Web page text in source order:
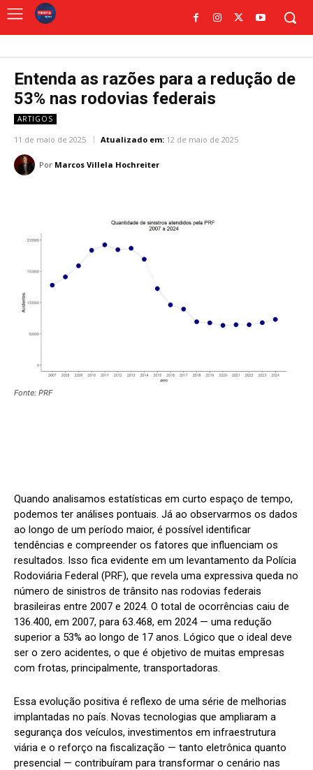
Entenda as razões para a redução de
53% nas rodovias federais
ARTIGOS
11 de maio de 2025 Atualizado em: 12 de maio de 2025
Por Marcos Villela Hochreiter
Fonte: PRF
Quando analisamos estatísticas em curto espaço de tempo,
podemos ter análises pontuais. Já ao observarmos os dados
ao longo de um período maior, é possível identificar
tendências e compreender os fatores que influenciam os
resultados. Isso fica evidente em um levantamento da Polícia
Rodoviária Federal (PRF), que revela uma expressiva queda no
número de sinistros de trânsito nas rodovias federais
brasileiras entre 2007 e 2024. O total de ocorrências caiu de
136.400, em 2007, para 63.468, em 2024 — uma redução
superior a 53% ao longo de 17 anos. Lógico que o ideal deve
ser o zero acidentes, o que é objetivo de muitas empresas
com frotas, principalmente, transportadoras.
Essa evolução positiva é reflexo de uma série de melhorias
implantadas no país. Novas tecnologias que ampliaram a
segurança dos veículos, investimentos em infraestrutura
viária e o reforço na fiscalização — tanto eletrônica quanto
presencial — contribuíram para transformar o cenário nas